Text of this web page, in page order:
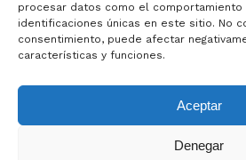
procesar datos como el comportamiento
identificaciones únicas en este sitio. No
consentimiento, puede afectar
características y funciones.
Aceptar
Denegar
Oficina Técnica
Línea de Corte
Corte Láser Fibra
Corte Plasma HD Oxicorte
Perfiladoras